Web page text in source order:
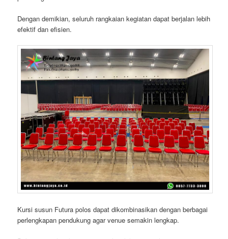
Dengan demikian, seluruh rangkaian kegiatan dapat berjalan lebih
efektif dan efisien.
Kursi susun Futura polos dapat dikombinasikan dengan berbagai
perlengkapan pendukung agar venue semakin lengkap.